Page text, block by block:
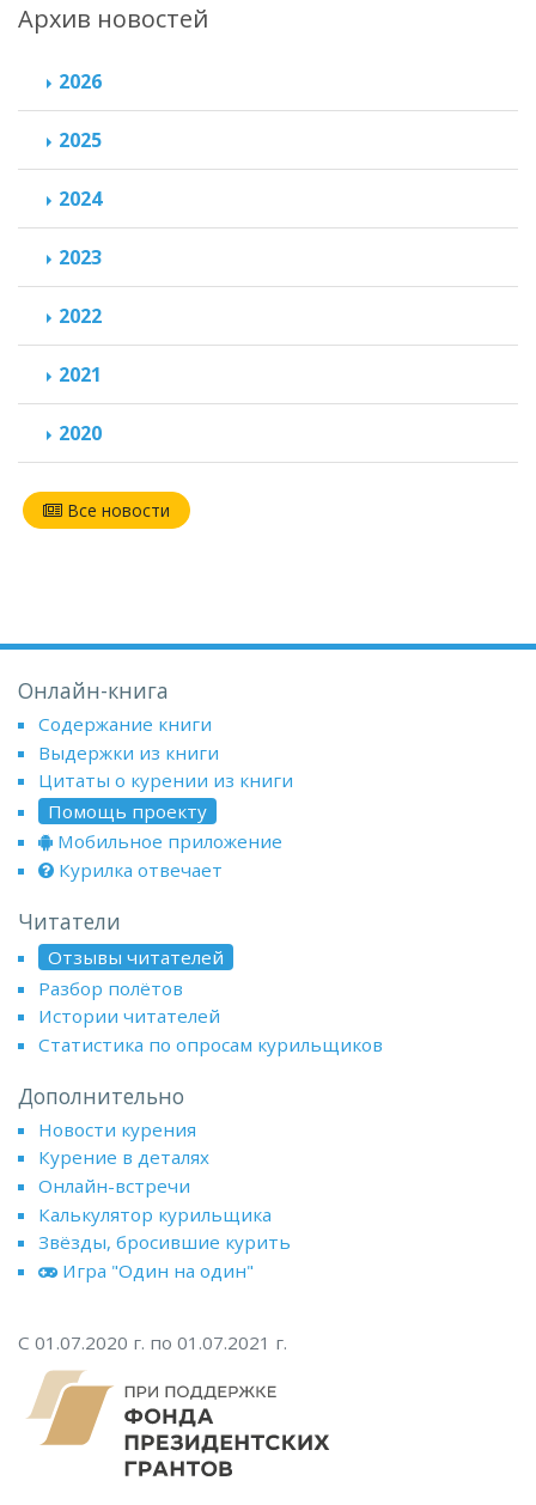
Архив новостей
2026
2025
2024
2023
2022
2021
2020
Все новости
Онлайн-книга
Содержание книги
Выдержки из книги
Цитаты о курении из книги
Помощь проекту
Мобильное приложение
Курилка отвечает
Читатели
Отзывы читателей
Разбор полётов
Истории читателей
Статистика по опросам курильщиков
Дополнительно
Новости курения
Курение в деталях
Онлайн-встречи
Калькулятор курильщика
Звёзды, бросившие курить
Игра "Один на один"
С 01.07.2020 г. по 01.07.2021 г.